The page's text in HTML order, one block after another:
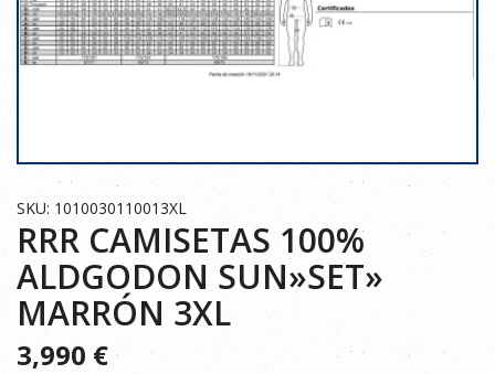
SKU: 1010030110013XL
RRR CAMISETAS 100%
ALDGODON SUN»SET»
MARRÓN 3XL
3,990 €